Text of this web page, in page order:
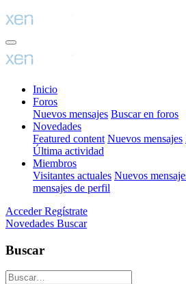
Inicio
Foros
Nuevos mensajes Buscar en foros
Novedades
Featured content Nuevos mensajes
Última actividad
Miembros
Visitantes actuales Nuevos
mensajes de perfil
Acceder Regístrate
Novedades Buscar
Buscar